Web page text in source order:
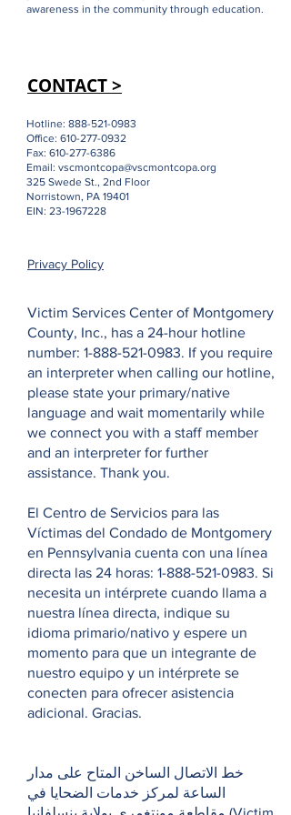
awareness in the community through education.
CONTACT >
Hotline: 888-521-0983
Office: 610-277-0932
Fax: 610-277-6386
Email: vscmontcopa@vscmontcopa.org
325 Swede St., 2nd Floor
Norristown, PA 19401
EIN: 23-1967228
Privacy Policy
Victim Services Center of Montgomery
County, Inc., has a 24-hour hotline
number: 1-888-521-0983. If you require
an interpreter when calling our hotline,
please state your primary/native
language and wait momentarily while
we connect you with a staff member
and an interpreter for further
assistance. Thank you.
El Centro de Servicios para las
Víctimas del Condado de Montgomery
en Pennsylvania cuenta con una línea
directa las 24 horas: 1-888-521-0983. Si
necesita un intérprete cuando llama a
nuestra línea directa, indique su
idioma primario/nativo y espere un
momento para que un integrante de
nuestro equipo y un intérprete se
conecten para ofrecer asistencia
adicional. Gracias.
خط الاتصال الساخن المتاح على مدار
الساعة لمركز خدمات الضحايا في